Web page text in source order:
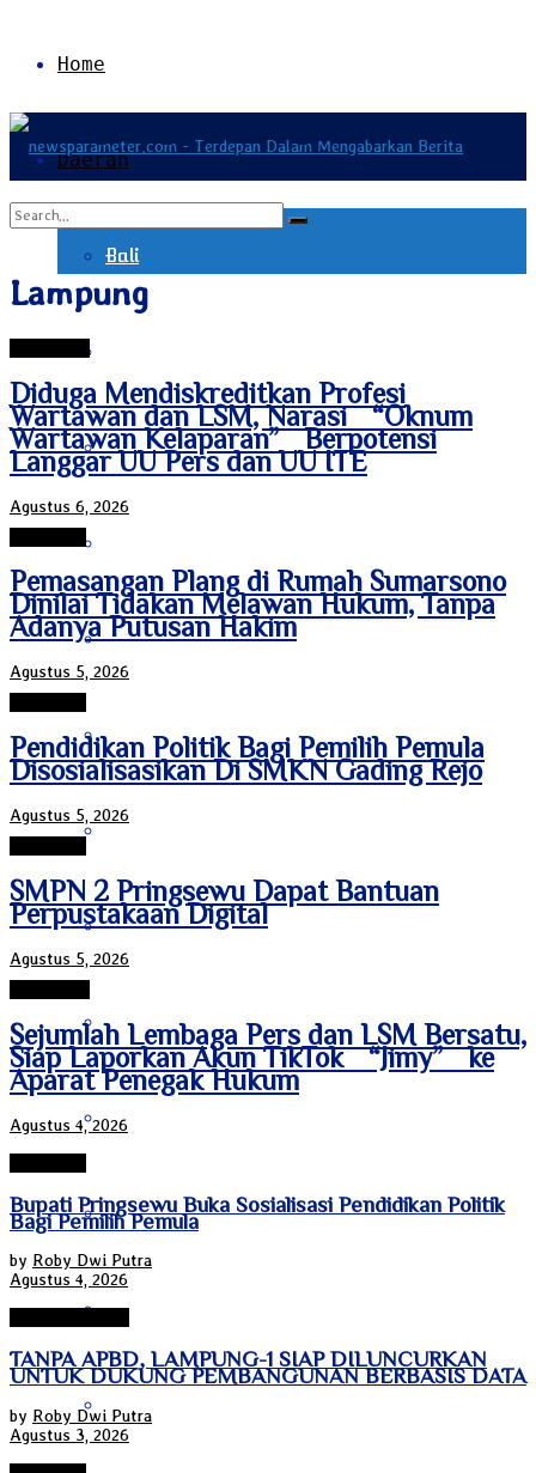
Home
Daerah
Bali
Banten
Daerah Istimewa Yogyakarta
DKI Jakarta
Gorontalo
Jambi
Jawa Barat
Jawa Tengah
Jawa Timur
Kalimantan Barat
Kalimantan Selatan
No Result
View All Result
Lampung
Diduga Mendiskreditkan Profesi
Wartawan dan LSM, Narasi “Oknum
Wartawan Kelaparan” Berpotensi
Langgar UU Pers dan UU ITE
Agustus 6, 2026
Pemasangan Plang di Rumah Sumarsono
Dinilai Tidakan Melawan Hukum, Tanpa
Adanya Putusan Hakim
Agustus 5, 2026
Pendidikan Politik Bagi Pemilih Pemula
Disosialisasikan Di SMKN Gading Rejo
Agustus 5, 2026
SMPN 2 Pringsewu Dapat Bantuan
Perpustakaan Digital
Agustus 5, 2026
Sejumlah Lembaga Pers dan LSM Bersatu,
Siap Laporkan Akun TikTok “Jimy” ke
Aparat Penegak Hukum
Agustus 4, 2026
Bupati Pringsewu Buka Sosialisasi Pendidikan Politik
Bagi Pemilih Pemula
by Roby Dwi Putra
Agustus 4, 2026
TANPA APBD, LAMPUNG-1 SIAP DILUNCURKAN
UNTUK DUKUNG PEMBANGUNAN BERBASIS DATA
by Roby Dwi Putra
Agustus 3, 2026